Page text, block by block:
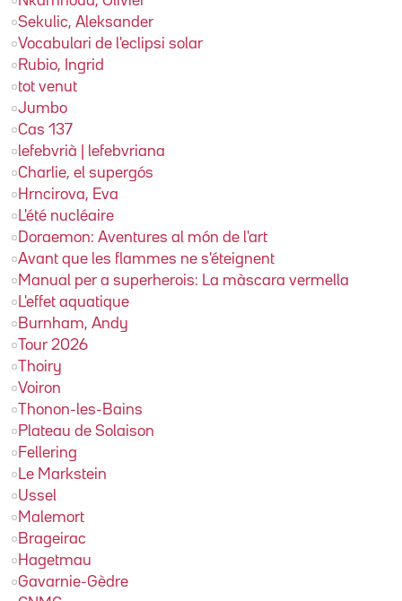
Sekulic, Aleksander
Vocabulari de l'eclipsi solar
Rubio, Ingrid
tot venut
Jumbo
Cas 137
lefebvrià | lefebvriana
Charlie, el supergós
Hrncirova, Eva
L'été nucléaire
Doraemon: Aventures al món de l'art
Avant que les flammes ne s'éteignent
Manual per a superherois: La màscara vermella
L'effet aquatique
Burnham, Andy
Tour 2026
Thoiry
Voiron
Thonon-les-Bains
Plateau de Solaison
Fellering
Le Markstein
Ussel
Malemort
Brageirac
Hagetmau
Gavarnie-Gèdre